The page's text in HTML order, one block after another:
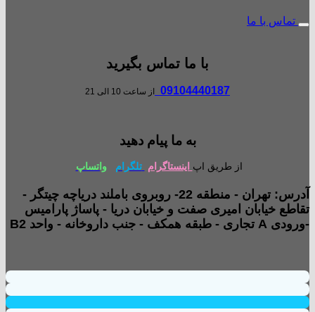
تماس با ما
با ما تماس بگیرید
09104440187 از ساعت 10 الی 21
به ما پیام دهید
از طریق اپ اینستاگرام تلگرام واتساپ
آدرس: تهران - منطقه 22- روبروی باملند دریاچه چیتگر -
تقاطع خیابان امیری صفت و خیابان دریا - پاساژ پارامیس
-ورودی A تجاری - طبقه همکف - جنب داروخانه - واحد B2